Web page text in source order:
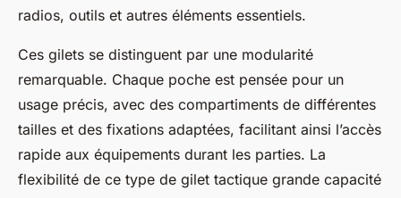
radios, outils et autres éléments essentiels.
Ces gilets se distinguent par une modularité
remarquable. Chaque poche est pensée pour un
usage précis, avec des compartiments de différentes
tailles et des fixations adaptées, facilitant ainsi l’accès
rapide aux équipements durant les parties. La
flexibilité de ce type de gilet tactique grande capacité